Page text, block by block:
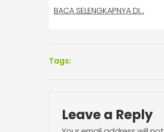
BACA SELENGKAPNYA DI…
Tags:
Leave a Reply